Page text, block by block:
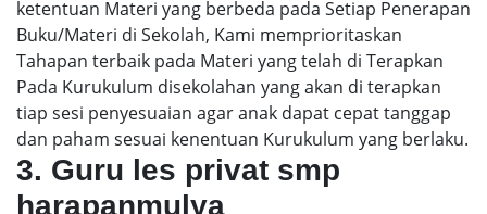
ketentuan Materi yang berbeda pada Setiap Penerapan
Buku/Materi di Sekolah, Kami memprioritaskan
Tahapan terbaik pada Materi yang telah di Terapkan
Pada Kurukulum disekolahan yang akan di terapkan
tiap sesi penyesuaian agar anak dapat cepat tanggap
dan paham sesuai kenentuan Kurukulum yang berlaku.
3. Guru les privat smp
harapanmulya